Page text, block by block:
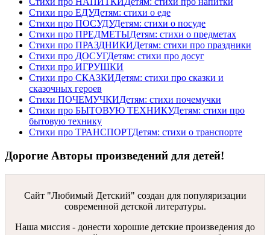
Стихи про ЕДУДетям: стихи о еде
Стихи про ПОСУДУДетям: стихи о посуде
Стихи про ПРЕДМЕТЫДетям: стихи о предметах
Стихи про ПРАЗДНИКИДетям: стихи про праздники
Стихи про ДОСУГДетям: стихи про досуг
Стихи про ИГРУШКИ
Стихи про СКАЗКИДетям: стихи про сказки и
сказочных героев
Стихи ПОЧЕМУЧКИДетям: стихи почемучки
Стихи про БЫТОВУЮ ТЕХНИКУДетям: стихи про
бытовую технику
Стихи про ТРАНСПОРТДетям: стихи о транспорте
Дорогие Авторы произведений для детей!
Сайт "Любимый Детский" создан для популяризации
современной детской литературы.
Наша миссия - донести хорошие детские произведения до